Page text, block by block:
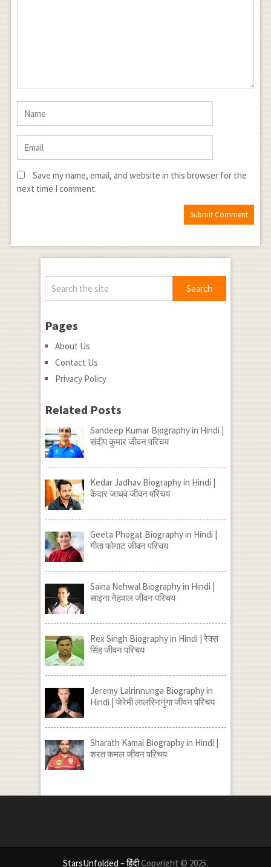
Save my name, email, and website in this browser for the
next time I comment.
Pages
About Us
Contact Us
Privacy Policy
Related Posts
Sandeep Kumar Biography in Hindi |
संदीप कुमार जीवन परिचय
Kedar Jadhav Biography in Hindi |
केदार जाधव जीवन परिचय
Geeta Phogat Biography in Hindi |
गीता फोगाट जीवन परिचय
Saina Nehwal Biography in Hindi |
साइना नेहवाल जीवन परिचय
Rex Singh Biography in Hindi | रेक्स
सिंह जीवन परिचय
Jeremy Lalrinnunga Biography in
Hindi | जेरेमी लालरिननुंगा जीवन परिचय
Sharath Kamal Biography in Hindi |
शरत कमल जीवन परिचय
StarsUnfolded – हिंदीCopyright © 2025.